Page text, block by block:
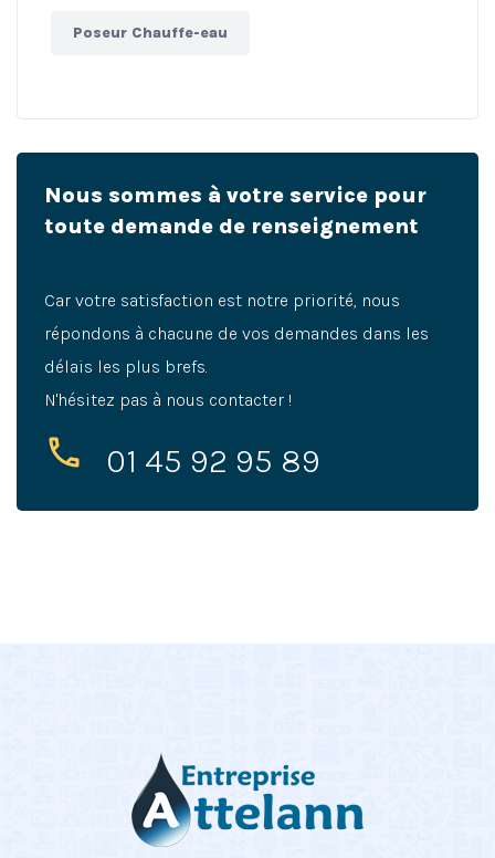
Poseur Chauffe-eau
Nous sommes à votre service pour
toute demande de renseignement
Car votre satisfaction est notre priorité, nous
répondons à chacune de vos demandes dans les
délais les plus brefs.
N'hésitez pas à nous contacter !
01 45 92 95 89